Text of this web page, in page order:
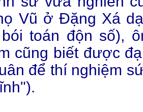
Vũ ở Đặng Xá
toán độn số),
cũng biết được
để thí nghiệm